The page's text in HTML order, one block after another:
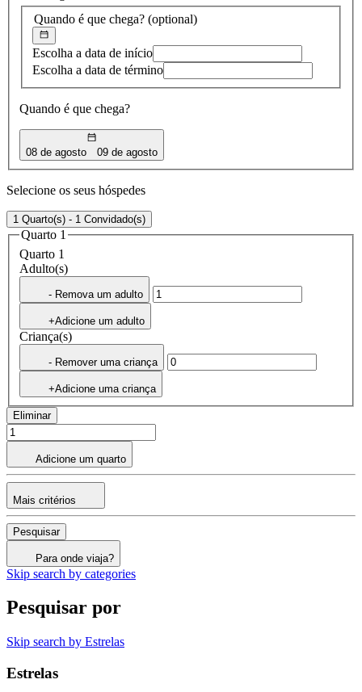
Quando é que chega? (optional)
Escolha a data de início
Escolha a data de término
Quando é que chega?
08 de agosto 09 de agosto
Selecione os seus hóspedes
1 Quarto(s) - 1 Convidado(s)
Quarto 1
Quarto 1
Adulto(s)
- Remova um adulto
+Adicione um adulto
Criança(s)
- Remover uma criança
+Adicione uma criança
Eliminar
Adicione um quarto
Mais critérios
Pesquisar
Para onde viaja?
Skip search by categories
Pesquisar por
Skip search by Estrelas
Estrelas